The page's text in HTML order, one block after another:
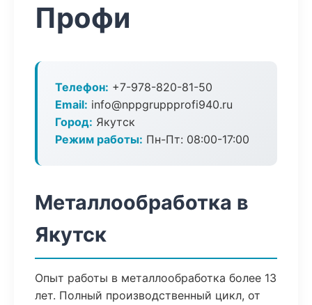
Профи
Телефон: +7-978-820-81-50
Email: info@nppgruppprofi940.ru
Город: Якутск
Режим работы: Пн-Пт: 08:00-17:00
Металлообработка в
Якутск
Опыт работы в металлообработка более 13
лет. Полный производственный цикл, от